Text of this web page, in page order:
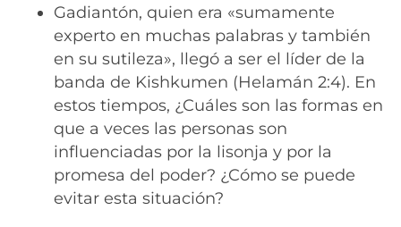
Gadiantón, quien era «sumamente
experto en muchas palabras y también
en su sutileza», llegó a ser el líder de la
banda de Kishkumen (Helamán 2:4). En
estos tiempos, ¿Cuáles son las formas en
que a veces las personas son
influenciadas por la lisonja y por la
promesa del poder? ¿Cómo se puede
evitar esta situación?